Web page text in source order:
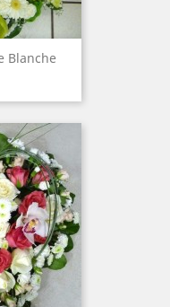
Blanche